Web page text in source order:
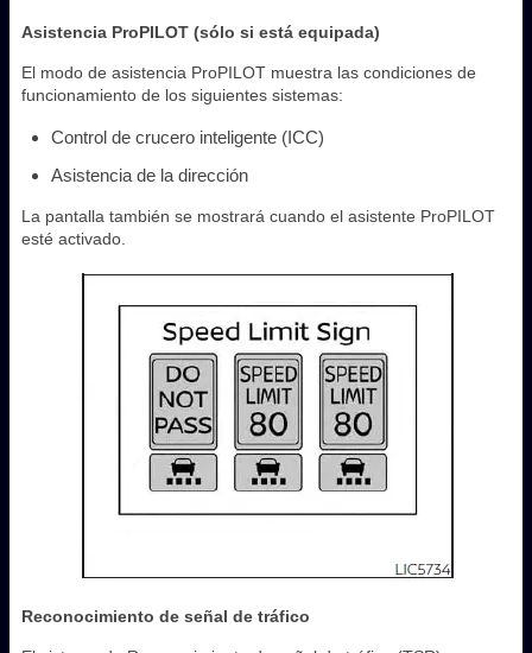
Asistencia ProPILOT (sólo si está equipada)
El modo de asistencia ProPILOT muestra las condiciones de
funcionamiento de los siguientes sistemas:
Control de crucero inteligente (ICC)
Asistencia de la dirección
La pantalla también se mostrará cuando el asistente ProPILOT
esté activado.
Reconocimiento de señal de tráfico